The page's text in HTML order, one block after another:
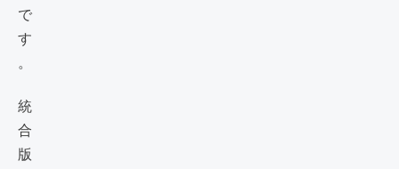
で
す
。
統
合
版